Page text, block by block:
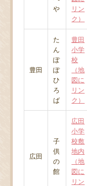
や
リン
ク）
豊田
た
ん
ぽ
ぽ
ひ
ろ
ば
豊田
小学
校
（地
図に
リン
ク）
広田
子
供
の
館
広田
小学
校敷
地内
（地
図に
リン